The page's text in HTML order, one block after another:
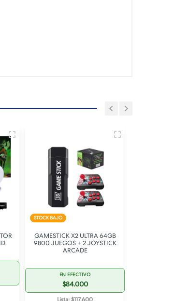
STOCK BAJO
GAMESTICK X2 ULTRA 64GB
9800 JUEGOS + 2 JOYSTICK
ARCADE
EN EFECTIVO
$84.000
Lista: $117.600